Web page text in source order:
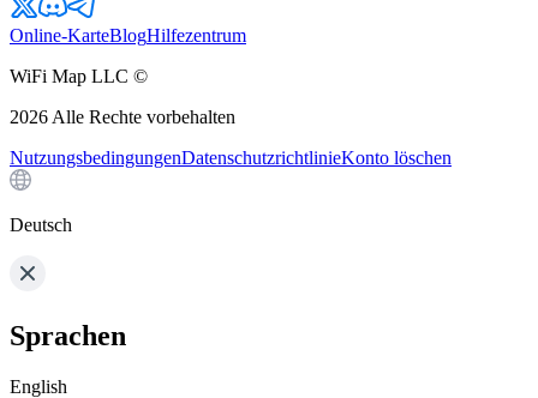
Online-KarteBlogHilfezentrum
WiFi Map LLC ©
2026 Alle Rechte vorbehalten
NutzungsbedingungenDatenschutzrichtlinieKonto löschen
Deutsch
Sprachen
English